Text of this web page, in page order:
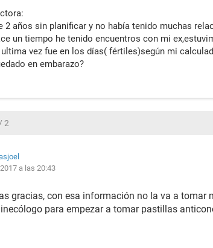
2 años sin planificar y no había tenido muchas
un tiempo he tenido encuentros con mi
vez fue en los días( fértiles)según mi
en embarazo?
2
a las 20:43
gracias, con esa información no la va a tomar
para empezar a tomar pastillas